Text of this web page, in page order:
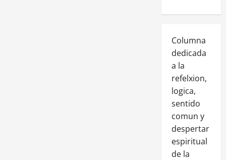
Columna
dedicada
a la
refelxion,
logica,
sentido
comun y
despertar
espiritual
de la